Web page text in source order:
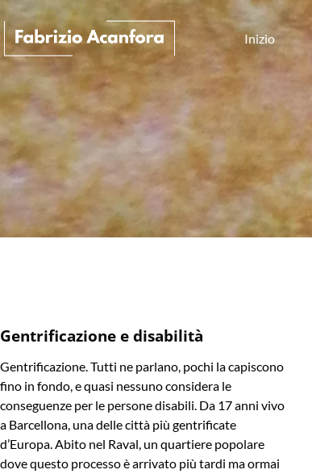
Inizio
Gentrificazione e disabilità
Gentrificazione. Tutti ne parlano, pochi la capiscono
fino in fondo, e quasi nessuno considera le
conseguenze per le persone disabili. Da 17 anni vivo
a Barcellona, una delle città più gentrificate
d’Europa. Abito nel Raval, un quartiere popolare
dove questo processo è arrivato più tardi ma ormai